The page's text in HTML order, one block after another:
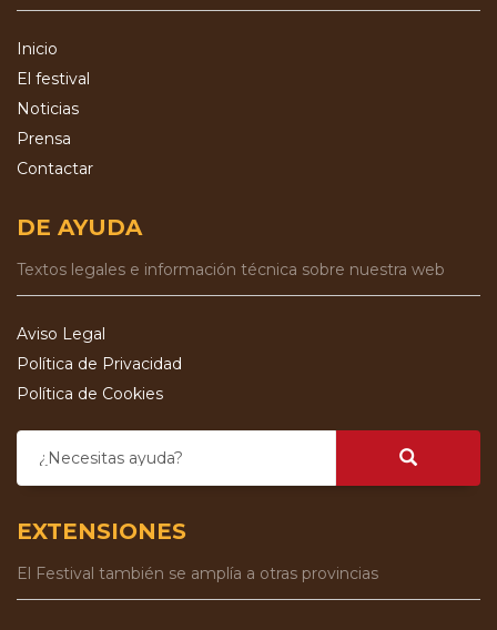
Inicio
El festival
Noticias
Prensa
Contactar
DE AYUDA
Textos legales e información técnica sobre nuestra web
Aviso Legal
Política de Privacidad
Política de Cookies
¿Necesitas ayuda?
EXTENSIONES
El Festival también se amplía a otras provincias